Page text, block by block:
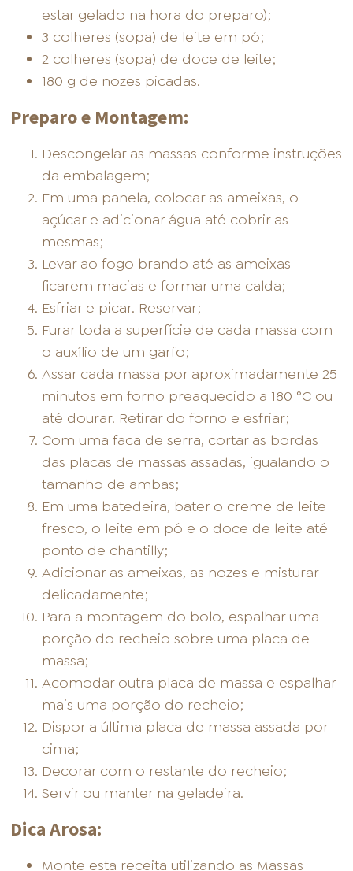
estar gelado na hora do preparo);
3 colheres (sopa) de leite em pó;
2 colheres (sopa) de doce de leite;
180 g de nozes picadas.
Preparo e Montagem:
Descongelar as massas conforme instruções
da embalagem;
Em uma panela, colocar as ameixas, o
açúcar e adicionar água até cobrir as
mesmas;
Levar ao fogo brando até as ameixas
ficarem macias e formar uma calda;
Esfriar e picar. Reservar;
Furar toda a superfície de cada massa com
o auxílio de um garfo;
Assar cada massa por aproximadamente 25
minutos em forno preaquecido a 180 °C ou
até dourar. Retirar do forno e esfriar;
Com uma faca de serra, cortar as bordas
das placas de massas assadas, igualando o
tamanho de ambas;
Em uma batedeira, bater o creme de leite
fresco, o leite em pó e o doce de leite até
ponto de chantilly;
Adicionar as ameixas, as nozes e misturar
delicadamente;
Para a montagem do bolo, espalhar uma
porção do recheio sobre uma placa de
massa;
Acomodar outra placa de massa e espalhar
mais uma porção do recheio;
Dispor a última placa de massa assada por
cima;
Decorar com o restante do recheio;
Servir ou manter na geladeira.
Dica Arosa:
Monte esta receita utilizando as Massas